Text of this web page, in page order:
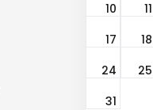
10
11
17
18
24
25
31